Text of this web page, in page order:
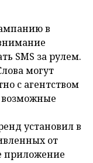
в
SMS за рулем.
могут
с агентством
возможные
установил в
от
приложение